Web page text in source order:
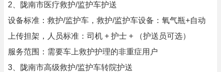
2、陇南市医疗救护/监护车护送
设备标准：救护/监护车，救护/监护车设备：氧气瓶+自动
上传担架，人员标准：司机 + 护士 + （护送员可选）
服务范围：需要车上救护护理的非重症用户
3、陇南市高级救护/监护车转院护送